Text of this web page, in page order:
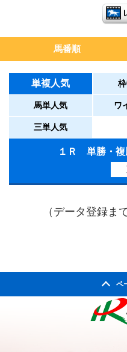
馬番順
単複人気
馬単人気 ワ
三単人気
１Ｒ 単勝・
（データ登録ま
ペ